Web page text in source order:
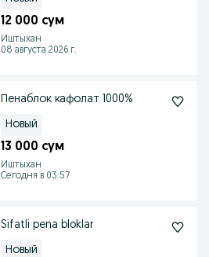
12 000 сум
Иштыхан
08 августа 2026 г.
Пенаблок кафолат 1000%
Новый
13 000 сум
Иштыхан
Сегодня в 03:57
Sifatli pena bloklar
Новый